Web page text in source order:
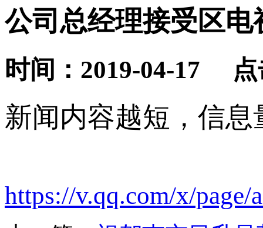
公司总经理接受区电
时间：2019-04-17 点
新闻内容越短，信息
https://v.qq.com/x/page/